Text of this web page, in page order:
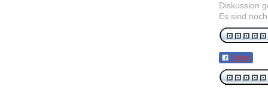
Diskussion
Es sind
Teilen